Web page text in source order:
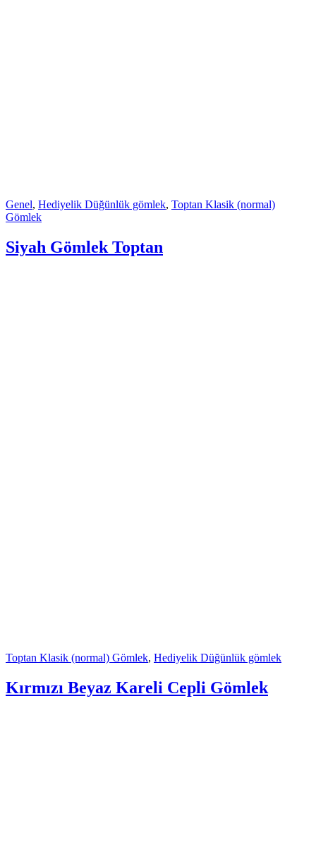
Genel, Hediyelik Düğünlük gömlek, Toptan Klasik (normal)
Gömlek
Siyah Gömlek Toptan
Toptan Klasik (normal) Gömlek, Hediyelik Düğünlük gömlek
Kırmızı Beyaz Kareli Cepli Gömlek